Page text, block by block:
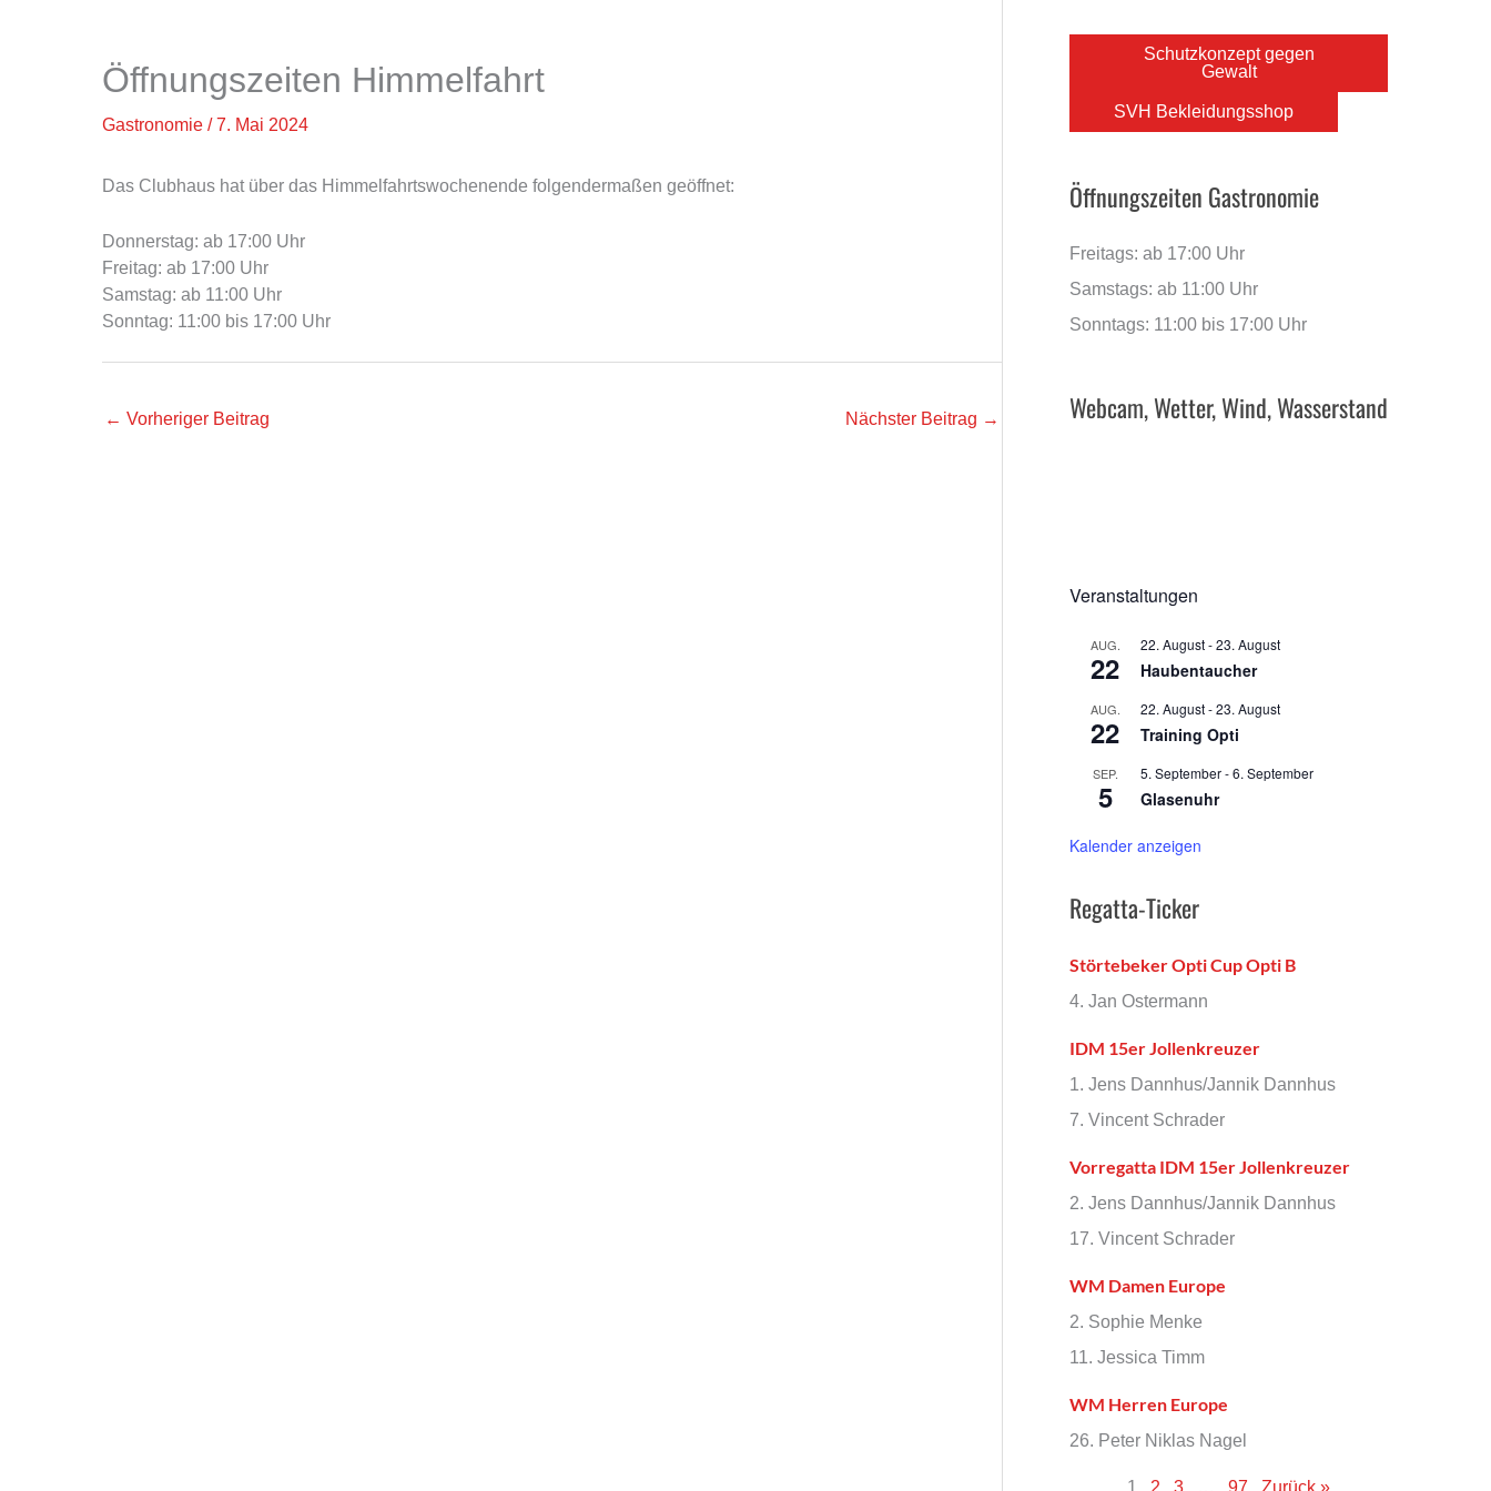
Öffnungszeiten Himmelfahrt
Gastronomie /7. Mai 2024
Das Clubhaus hat über das Himmelfahrtswochenende folgendermaßen geöffnet:
Donnerstag: ab 17:00 Uhr
Freitag: ab 17:00 Uhr
Samstag: ab 11:00 Uhr
Sonntag: 11:00 bis 17:00 Uhr
← Vorheriger Beitrag Nächster Beitrag →
Schutzkonzept gegen
Gewalt
SVH Bekleidungsshop
Öffnungszeiten Gastronomie
Freitags: ab 17:00 Uhr
Samstags: ab 11:00 Uhr
Sonntags: 11:00 bis 17:00 Uhr
Webcam, Wetter, Wind, Wasserstand
Veranstaltungen
AUG.
22
22. August-23. August
Haubentaucher
AUG.
22
22. August-23. August
Training Opti
SEP.
5
5. September-6. September
Glasenuhr
Kalender anzeigen
Regatta-Ticker
Störtebeker Opti Cup Opti B
4. Jan Ostermann
IDM 15er Jollenkreuzer
1. Jens Dannhus/Jannik Dannhus
7. Vincent Schrader
Vorregatta IDM 15er Jollenkreuzer
2. Jens Dannhus/Jannik Dannhus
17. Vincent Schrader
WM Damen Europe
2. Sophie Menke
11. Jessica Timm
WM Herren Europe
26. Peter Niklas Nagel
1 2 3 … 97 Zurück »